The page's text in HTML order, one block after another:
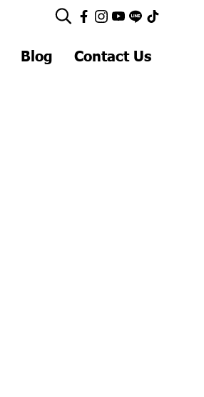
Blog Contact Us